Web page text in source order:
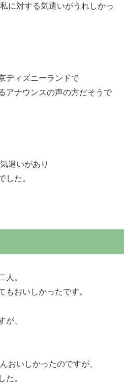
に対する気遣いがうれしかっ
ディズニーランドで
アナウンスの声の方だそうで
遣いがあり
した。
人。
もおいしかったです。
が、
おいしかったのですが、
た。